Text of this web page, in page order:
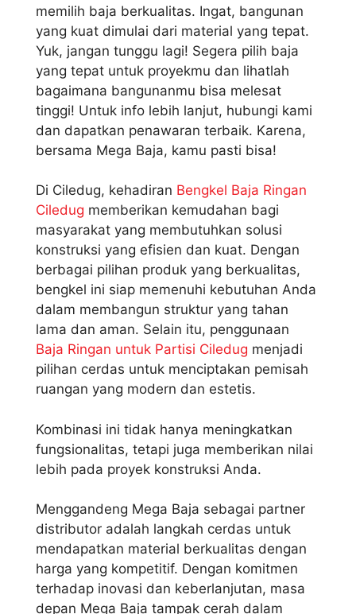
memilih baja berkualitas. Ingat, bangunan
yang kuat dimulai dari material yang tepat.
Yuk, jangan tunggu lagi! Segera pilih baja
yang tepat untuk proyekmu dan lihatlah
bagaimana bangunanmu bisa melesat
tinggi! Untuk info lebih lanjut, hubungi kami
dan dapatkan penawaran terbaik. Karena,
bersama Mega Baja, kamu pasti bisa!
Di Ciledug, kehadiran Bengkel Baja Ringan
Ciledug memberikan kemudahan bagi
masyarakat yang membutuhkan solusi
konstruksi yang efisien dan kuat. Dengan
berbagai pilihan produk yang berkualitas,
bengkel ini siap memenuhi kebutuhan Anda
dalam membangun struktur yang tahan
lama dan aman. Selain itu, penggunaan
Baja Ringan untuk Partisi Ciledug menjadi
pilihan cerdas untuk menciptakan pemisah
ruangan yang modern dan estetis.
Kombinasi ini tidak hanya meningkatkan
fungsionalitas, tetapi juga memberikan nilai
lebih pada proyek konstruksi Anda.
Menggandeng Mega Baja sebagai partner
distributor adalah langkah cerdas untuk
mendapatkan material berkualitas dengan
harga yang kompetitif. Dengan komitmen
terhadap inovasi dan keberlanjutan, masa
depan Mega Baja tampak cerah dalam